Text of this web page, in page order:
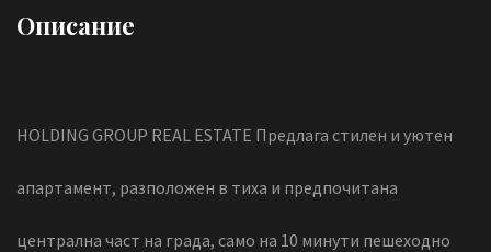
Описание
HOLDING GROUP REAL ESTATE Предлага стилен и уютен
апартамент, разположен в тиха и предпочитана
централна част на града, само на 10 минути пешеходно